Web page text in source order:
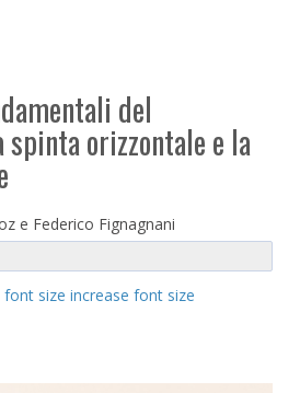
del
orizzontale e la
e Federico Fignagnani
font size increase font size